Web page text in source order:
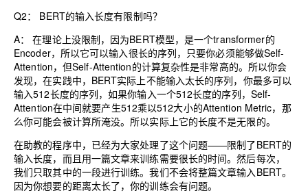
Q2： BERT的输入长度有限制吗？
A： 在理论上没限制，因为BERT模型，是一个transformer的
Encoder，所以它可以输入很长的序列，只要你必须能够做Self-
Attention，但Self-Attention的计算复杂性是非常高的。所以你会
发现，在实践中，BERT实际上不能输入太长的序列，你最多可以
输入512长度的序列，如果你输入一个512长度的序列，Self-
Attention在中间就要产生512乘以512大小的Attention Metric，那
么你可能会被计算所淹没。所以实际上它的长度不是无限的。
在助教的程序中，已经为大家处理了这个问题——限制了BERT的
输入长度，而且用一篇文章来训练需要很长的时间。然后每次，
我们只取其中的一段进行训练。我们不会将整篇文章输入BERT。
因为你想要的距离太长了，你的训练会有问题。